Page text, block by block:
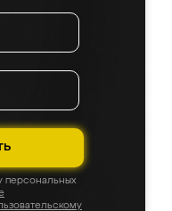
персональных